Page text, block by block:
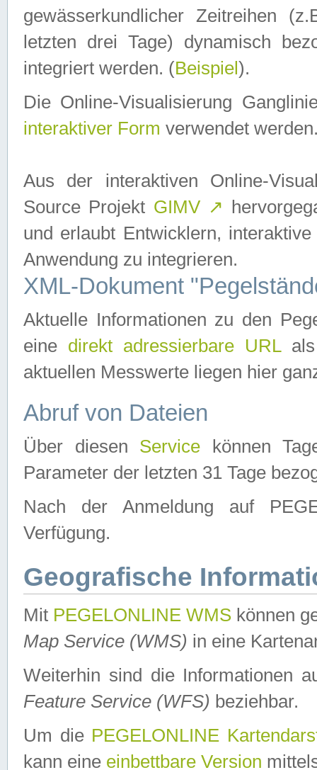
gewässerkundlicher Zeitreihen
letzten drei Tage) dynamisch
integriert werden. (Beispiel ).
Die Online-Visualisierung
interaktiver Form verwendet
Aus der interaktiven Online-
Source Projekt GIMV ↗
und erlaubt Entwicklern,
Anwendung zu integrieren.
XML-Dokument
Aktuelle Informationen zu den
eine direkt adressierbare URLals
aktuellen Messwerte liegen hier
Abruf von Dateien
Über diesen Service können
Parameter der letzten 31 Tage
Nach der Anmeldung auf
Verfügung.
Geografische
Mit PEGELONLINE WMS können
Map Service (WMS) in eine
Weiterhin sind die Informationen
Feature Service (WFS) beziehbar.
Um die PEGELONLINE
kann eine einbettbare Version